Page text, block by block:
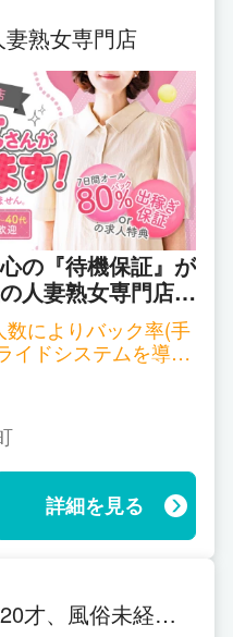
では…
いまでで募集中！
サービス」で驚きの高
の超ソフトサービスで
舐めない＊舐められな
サービスのみ
ースでは
と《手》を使ったおも
、難しいことは一切あ
！
稼いでいただけます♪
熟女専門店
の『待機保証』が
人妻熟女専門店だ
本物の安心感を１
ルックスではな
さ』『気配り』
ービス』を重視
つまでも輝いて頂
作っていきたいと
で不安な方」
顔出しをしたくな
になっている方」
ば当店にピッタリ
に引き出し、お
の面で最高の環境
によりバック率(手
イドシステムを導入
ク ┣4
の金額で変更になる
◆高知県の
お
詳細を見る
才、風俗未経験